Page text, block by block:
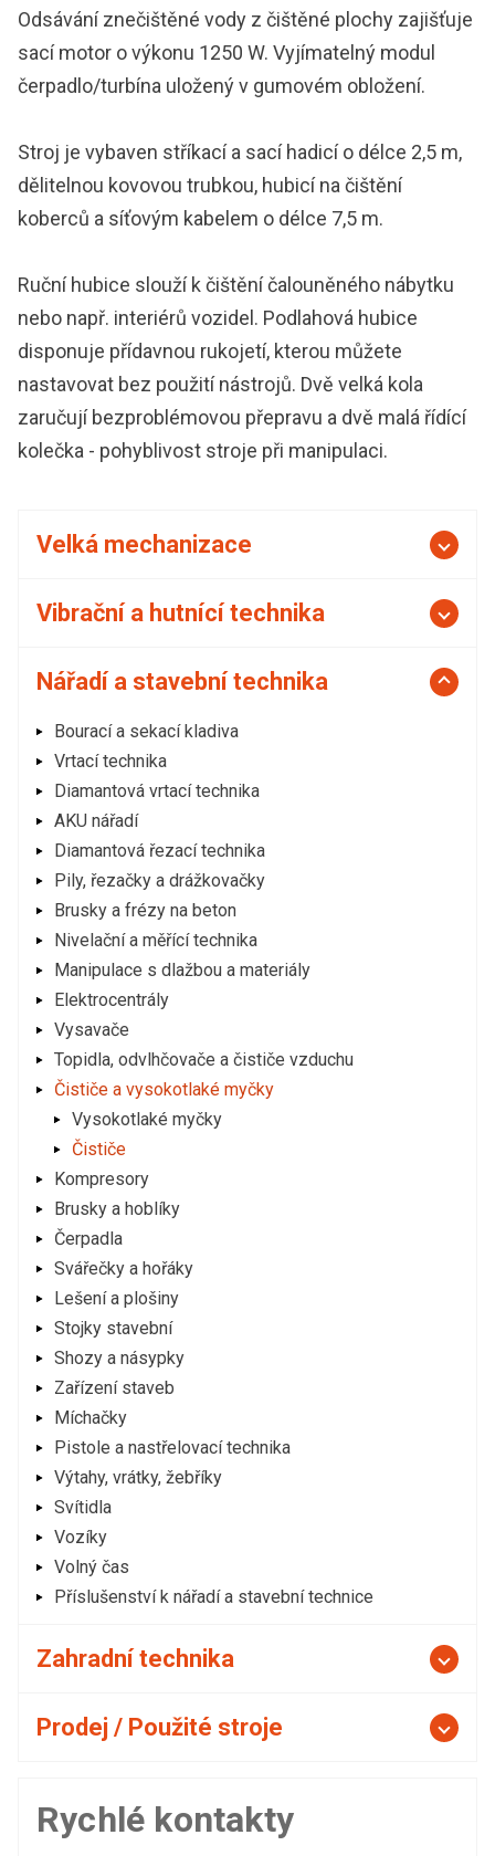
Velká mechanizace
Vibrační a hutnící technika
Nářadí a stavební technika
Bourací a sekací kladiva
Vrtací technika
Diamantová vrtací technika
AKU nářadí
Diamantová řezací technika
Pily, řezačky a drážkovačky
Brusky a frézy na beton
Nivelační a měřící technika
Manipulace s dlažbou a materiály
Elektrocentrály
Vysavače
Topidla, odvlhčovače a čističe vzduchu
Čističe a vysokotlaké myčky
Vysokotlaké myčky
Čističe
Kompresory
Brusky a hoblíky
Čerpadla
Svářečky a hořáky
Lešení a plošiny
Stojky stavební
Shozy a násypky
Zařízení staveb
Míchačky
Pistole a nastřelovací technika
Výtahy, vrátky, žebříky
Svítidla
Vozíky
Volný čas
Příslušenství k nářadí a stavební technice
Zahradní technika
Prodej / Použité stroje
Rychlé kontakty
Odsávání znečištěné vody z čištěné plochy zajišťuje
sací motor o výkonu 1250 W. Vyjímatelný modul
čerpadlo/turbína uložený v gumovém obložení.
Stroj je vybaven stříkací a sací hadicí o délce 2,5 m,
dělitelnou kovovou trubkou, hubicí na čištění
koberců a síťovým kabelem o délce 7,5 m.
Ruční hubice slouží k čištění čalouněného nábytku
nebo např. interiérů vozidel. Podlahová hubice
disponuje přídavnou rukojetí, kterou můžete
nastavovat bez použití nástrojů. Dvě velká kola
zaručují bezproblémovou přepravu a dvě malá řídící
kolečka - pohyblivost stroje při manipulaci.